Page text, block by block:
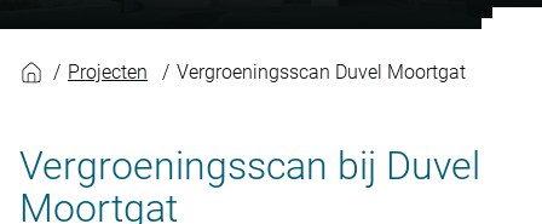
Projecten Vergroeningsscan Duvel Moortgat
Vergroeningsscan bij Duvel
Moortgat